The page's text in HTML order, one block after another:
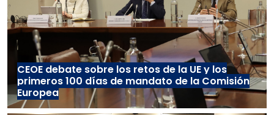
CEOE debate sobre los retos de la UE y los
primeros 100 días de mandato de la Comisión
Europea